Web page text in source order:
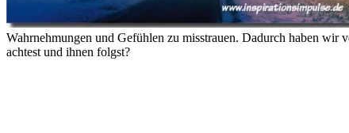
Wahrnehmungen und Gefühlen zu misstrauen. Dadurch haben
achtest und ihnen folgst?